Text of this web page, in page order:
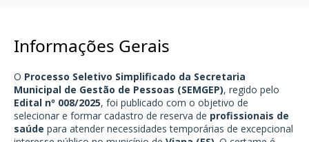
Informações Gerais
O Processo Seletivo Simplificado da Secretaria
Municipal de Gestão de Pessoas (SEMGEP), regido pelo
Edital nº 008/2025, foi publicado com o objetivo de
selecionar e formar cadastro de reserva de profissionais de
saúde para atender necessidades temporárias de excepcional